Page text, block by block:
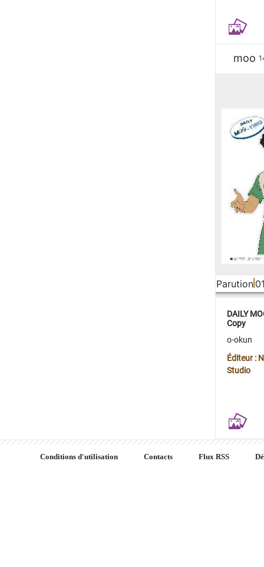
moo
Parution
DAILY
Copy
o-okun
Éditeur :
Studio
Conditions d'utilisation Contacts Flux RSS